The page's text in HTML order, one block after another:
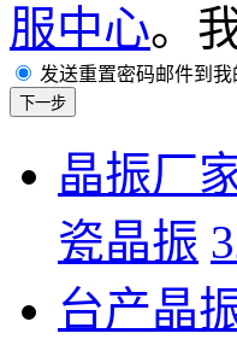
服中心。
发送重置密码邮件到我
晶振厂
瓷晶振
台产晶